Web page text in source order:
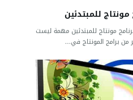
للمبتدئين
مونتاج للمبتدئين مهمة ليست
من برامج المونتاج في...